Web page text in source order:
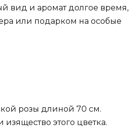
вид и аромат долгое время,
или подарком на особые
розы длиной 70 см.
этого цветка.